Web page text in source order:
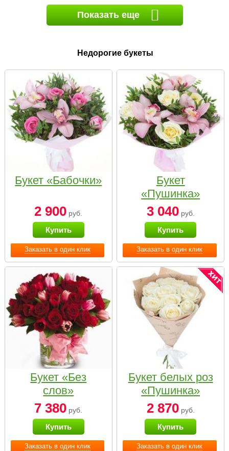
Показать еще
Недорогие букеты
Заказать в один клик
Букет «Бабочки»
2 900 руб.
Купить
Заказать в один клик
Букет
«Пушинка»
3 040руб.
Купить
Заказать в один клик
Букет «Без
слов»
7 380 руб.
Купить
Заказать в один клик
Букет белых роз
«Пушинка»
2 870руб.
Купить